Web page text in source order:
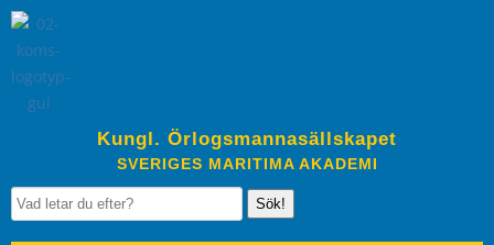
Kungl. Örlogsmannasällskapet
SVERIGES MARITIMA AKADEMI
Sök!